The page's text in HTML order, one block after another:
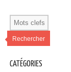
Rechercher
CATÉGORIES